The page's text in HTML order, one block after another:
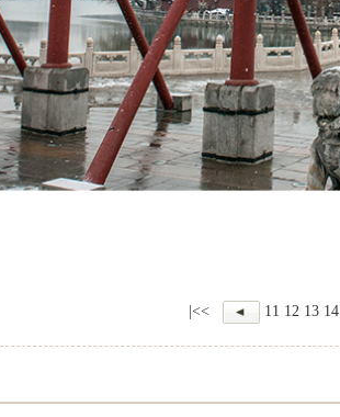
|<< 11 12 13 14